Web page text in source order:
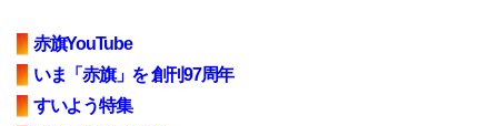
赤旗YouTube
いま「赤旗」を 創刊97周年
すいよう特集